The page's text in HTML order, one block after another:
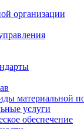
организации
материальной
услуги
обеспечение